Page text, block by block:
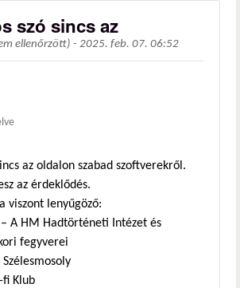
szó sincs az
ellenőrzött) - 2025. feb. 07. 06:52
az oldalon szabad szoftverekről.
az érdeklődés.
viszont lenyűgöző:
A HM Hadtörténeti Intézet és
fegyverei
fi Klub